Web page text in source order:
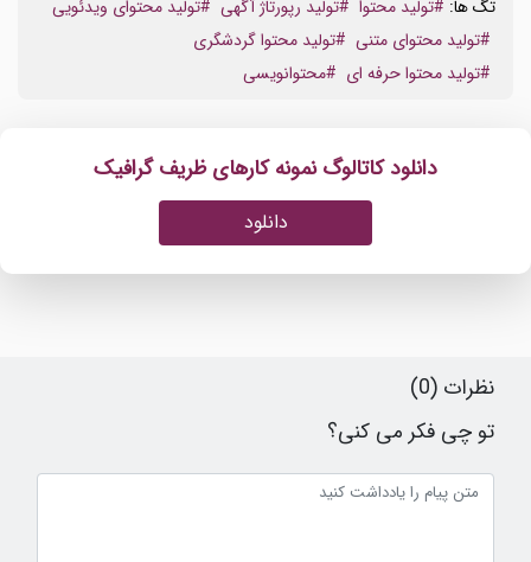
تگ ها: #تولید محتوا #تولید رپورتاژ آگهی #تولید محتوای ویدئویی
#تولید محتوای متنی #تولید محتوا گردشگری
#تولید محتوا حرفه ای #محتوانویسی
دانلود کاتالوگ نمونه کارهای ظریف گرافیک
دانلود
نظرات (0)
تو چی فکر می کنی؟